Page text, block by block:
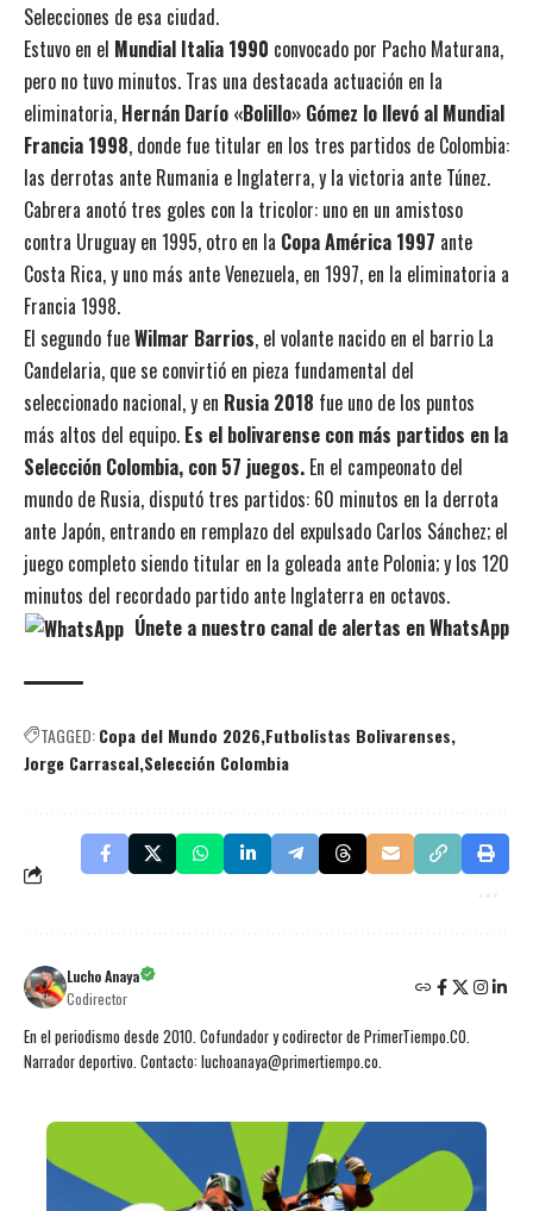
Selecciones de esa ciudad.
Estuvo en el Mundial Italia 1990 convocado por Pacho Maturana,
pero no tuvo minutos. Tras una destacada actuación en la
eliminatoria, Hernán Darío «Bolillo» Gómez lo llevó al Mundial
Francia 1998, donde fue titular en los tres partidos de Colombia:
las derrotas ante Rumania e Inglaterra, y la victoria ante Túnez.
Cabrera anotó tres goles con la tricolor: uno en un amistoso
contra Uruguay en 1995, otro en la Copa América 1997 ante
Costa Rica, y uno más ante Venezuela, en 1997, en la eliminatoria a
Francia 1998.
El segundo fueWilmar Barrios, el volante nacido en el barrio La
Candelaria, que se convirtió en pieza fundamental del
seleccionado nacional, y en Rusia 2018 fue uno de los puntos
más altos del equipo. Es el bolivarense con más partidos en la
Selección Colombia, con 57 juegos. En el campeonato del
mundo de Rusia, disputó tres partidos: 60 minutos en la derrota
ante Japón, entrando en remplazo del expulsado Carlos Sánchez; el
juego completo siendo titular en la goleada ante Polonia; y los 120
minutos del recordado partido ante Inglaterra en octavos.
Únete a nuestro canal de alertas en WhatsApp
TAGGED:Copa del Mundo 2026 Futbolistas Bolivarenses
Jorge Carrascal Selección Colombia
Lucho Anaya
Codirector
En el periodismo desde 2010. Cofundador y codirector de PrimerTiempo.CO.
Narrador deportivo. Contacto: luchoanaya@primertiempo.co.